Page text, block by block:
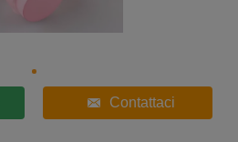
Contattaci